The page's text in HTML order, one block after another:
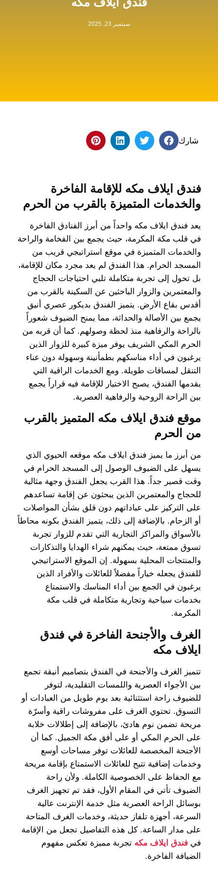
سبتمبر 23, 2025
شارك
فندق ايلاف مكه للإقامة الفاخرة
والخدمات المتميزة بالقرب من الحرم
يعد فندق ايلاف مكه واحداً من أبرز الفنادق الفاخرة
في قلب مكة المكرمة، حيث يجمع بين الفخامة والراحة
والخدمات المتميزة في موقع استراتيجي قريب من
المسجد الحرام. هذا الفندق لم يعد مجرد مكان للإقامة،
بل تحول إلى تجربة متكاملة تلبي احتياجات الحجاج
والمعتمرين والزوار الباحثين عن السكينة بالقرب من
أقدس بقاع الأرض. يتميز الفندق بديكور عصري أنيق
يجمع بين الأصالة والحداثة، مما يمنح الضيوف شعوراً
بالراحة والرفاهية منذ لحظة وصولهم. كما أن قربه من
الحرم المكي الشريف يوفر ميزة كبيرة للزوار الذين
يرغبون في أداء مناسكهم بطمأنينة وسهولة دون عناء
التنقل لمسافات طويلة. ومع الخدمات الراقية التي
يقدمها الفندق، يصبح الاختيار للإقامة فيه قراراً يجمع
بين الراحة الروحية والرفاهية العصرية.
موقع فندق ايلاف مكه المتميز بالقرب
من الحرم
من أبرز ما يميز فندق ايلاف مكه موقعه الحيوي الذي
يسهل على الضيوف الوصول إلى المسجد الحرام في
وقت قصير جداً. هذا القرب يجعل الفندق وجهة مثالية
للحجاج والمعتمرين الذين يبحثون عن إقامة تساعدهم
على التركيز على عباداتهم دون قلق بشأن المواصلات
أو الزحام. بالإضافة إلى ذلك، يتميز الفندق بكونه محاطاً
بالأسواق والمراكز التجارية التي تقدم للزوار تجربة
تسوق ممتعة، حيث يمكنهم شراء الهدايا والتذكارات
والمنتجات المحلية بسهولة. إن الموقع الاستراتيجي
للفندق يجعله خياراً مفضلاً للعائلات والأفراد الذين
يرغبون في الجمع بين أداء المناسك والاستمتاع
بخدمات سياحية وتجارية متكاملة في قلب مكة
المكرمة.
الغرف والأجنحة الفاخرة في فندق
ايلاف مكه
تتميز الغرف والأجنحة في الفندق بتصاميم أنيقة تجمع
بين الأجواء العصرية واللمسات التقليدية، لتوفر
للضيوف راحة استثنائية بعد يوم طويل من العبادات أو
التسوق. تحتوي الغرف على مفروشات راقية وأسرّة
مريحة تضمن نوم هادئ، بالإضافة إلى إطلالات خلابة
على الحرم المكي أو على أفق مكة الجميل. كما أن
الأجنحة المخصصة للعائلات توفر مساحات أوسع
وخدمات إضافية تتيح للعائلات الاستمتاع بإقامة مريحة
مع الحفاظ على الخصوصية الكاملة. ولأن راحة
الضيوف تأتي في المقام الأول، فقد تم تجهيز الغرف
بوسائل الراحة العصرية مثل خدمة الإنترنت عالية
السرعة، أجهزة تلفاز حديثة، وخدمات الغرف المتاحة
على مدار الساعة. كل هذه التفاصيل تجعل من الإقامة
في فندق ايلاف مكه تجربة مميزة تعكس مفهوم
الضيافة الفاخرة.